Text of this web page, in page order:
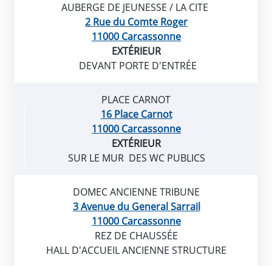
AUBERGE DE JEUNESSE / LA CITE
2 Rue du Comte Roger
11000 Carcassonne
EXTÉRIEUR
DEVANT PORTE D'ENTRÉE
PLACE CARNOT
16 Place Carnot
11000 Carcassonne
EXTÉRIEUR
SUR LE MUR DES WC PUBLICS
DOMEC ANCIENNE TRIBUNE
3 Avenue du General Sarrail
11000 Carcassonne
REZ DE CHAUSSÉE
HALL D'ACCUEIL ANCIENNE STRUCTURE